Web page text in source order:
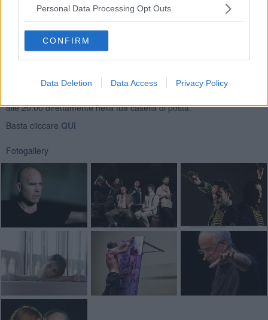
Personal Data Processing Opt Outs
CONFIRM
Data Deletion Data Access Privacy Policy
Se vuoi leggere le notizie principali della Toscana iscriviti alla
alle 20:00 direttamente nella tua casella di posta.
Basta cliccare QUI
Fotogallery